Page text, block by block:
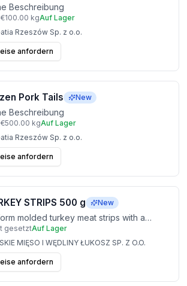
Beschreibung
€100.00 kgAuf Lager
Rzeszów Sp. z o.o.
anfordern
Pork Tails New
Beschreibung
€500.00 kgAuf Lager
Rzeszów Sp. z o.o.
anfordern
STRIPS 500 g New
molded turkey meat strips with a
structure, providing a repeatable
and convenient organization in the
Ideal for salads, tortillas and dinner
gesetztAuf Lager
MIĘSO I WĘDLINY ŁUKOSZ SP. Z O.O.
anfordern